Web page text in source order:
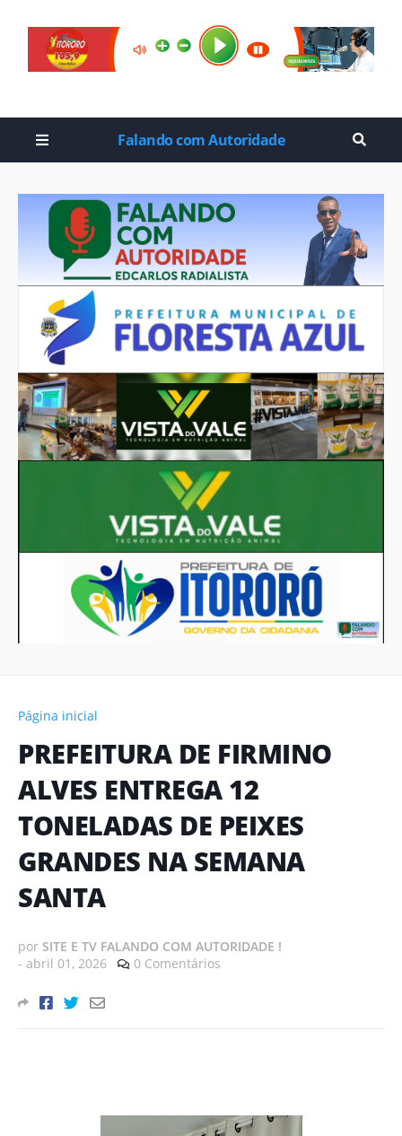
Falando com Autoridade
Página inicial
PREFEITURA DE FIRMINO
ALVES ENTREGA 12
TONELADAS DE PEIXES
GRANDES NA SEMANA
SANTA
por SITE E TV FALANDO COM AUTORIDADE !
- abril 01, 2026 0 Comentários